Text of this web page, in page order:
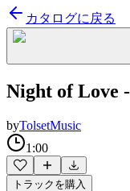
カタログに戻る
Night of Love
byTolsetMusic
1:00
トラックを購入